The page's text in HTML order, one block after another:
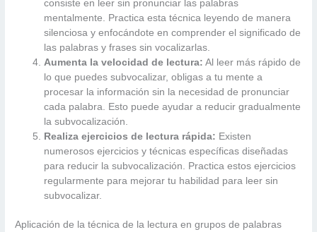
consiste en leer sin pronunciar las palabras
mentalmente. Practica esta técnica leyendo de manera
silenciosa y enfocándote en comprender el significado de
las palabras y frases sin vocalizarlas.
Aumenta la velocidad de lectura: Al leer más rápido de
lo que puedes subvocalizar, obligas a tu mente a
procesar la información sin la necesidad de pronunciar
cada palabra. Esto puede ayudar a reducir gradualmente
la subvocalización.
Realiza ejercicios de lectura rápida: Existen
numerosos ejercicios y técnicas específicas diseñadas
para reducir la subvocalización. Practica estos ejercicios
regularmente para mejorar tu habilidad para leer sin
subvocalizar.
Aplicación de la técnica de la lectura en grupos de palabras